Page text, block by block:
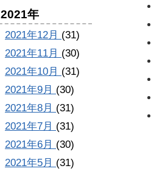
2021年
2021年12月 (31)
2021年11月 (30)
2021年10月 (31)
2021年9月 (30)
2021年8月 (31)
2021年7月 (31)
2021年6月 (30)
2021年5月 (31)